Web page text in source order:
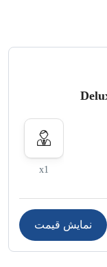
تجاری که نیاز
است.
شرایتون گرند دبی
عمومی و پارکینگ
دیگر خدمات مهم
که با هزینه اضافی در
x1
نمایش قیمت